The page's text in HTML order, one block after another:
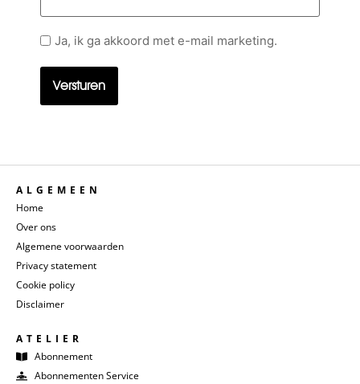
GeenJa, ik ga akkoord met e-mail marketing.
ALGEMEEN
Home
Over ons
Algemene voorwaarden
Privacy statement
Cookie policy
Disclaimer
ATELIER
Abonnement
Abonnementen Service